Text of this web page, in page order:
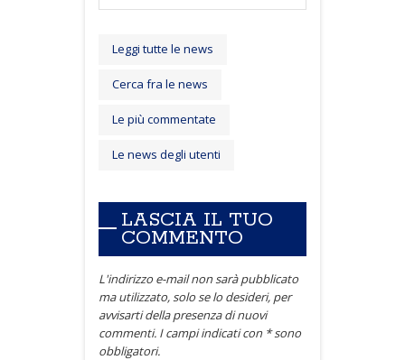
Leggi tutte le news
Cerca fra le news
Le più commentate
Le news degli utenti
LASCIA IL TUO
COMMENTO
L'indirizzo e-mail non sarà pubblicato
ma utilizzato, solo se lo desideri, per
avvisarti della presenza di nuovi
commenti. I campi indicati con * sono
obbligatori.